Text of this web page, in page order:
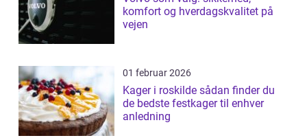
komfort og hverdagskvalitet på
vejen
01 februar 2026
Kager i roskilde sådan finder du
de bedste festkager til enhver
anledning